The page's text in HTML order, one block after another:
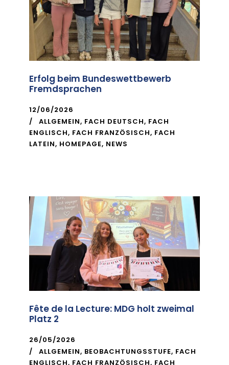
Erfolg beim Bundeswettbewerb
Fremdsprachen
12/06/2026
ALLGEMEIN, FACH DEUTSCH, FACH
ENGLISCH, FACH FRANZÖSISCH, FACH
LATEIN, HOMEPAGE, NEWS
Fête de la Lecture: MDG holt zweimal
Platz 2
26/05/2026
ALLGEMEIN, BEOBACHTUNGSSTUFE, FACH
ENGLISCH, FACH FRANZÖSISCH, FACH